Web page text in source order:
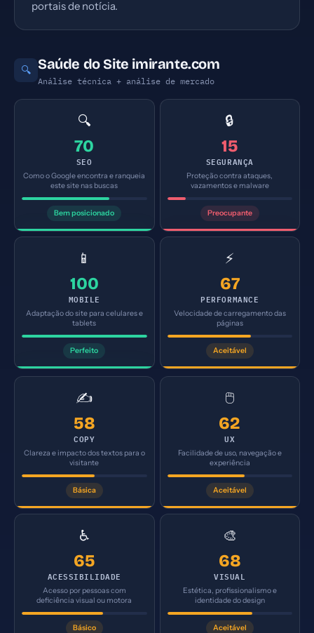
portais de notícia.
🔍 Saúde do Site imirante.com
Análise técnica + análise de mercado
🔍
70
SEO
Como o Google encontra e ranqueia
este site nas buscas
Bem posicionado
🔒
15
SEGURANÇA
Proteção contra ataques,
vazamentos e malware
Preocupante
📱
100
MOBILE
Adaptação do site para celulares e
tablets
Perfeito
⚡
67
PERFORMANCE
Velocidade de carregamento das
páginas
Aceitável
✍️
58
COPY
Clareza e impacto dos textos para o
visitante
Básica
🖱️
62
UX
Facilidade de uso, navegação e
experiência
Aceitável
♿
65
ACESSIBILIDADE
Acesso por pessoas com
deficiência visual ou motora
Básico
🎨
68
VISUAL
Estética, profissionalismo e
identidade do design
Aceitável